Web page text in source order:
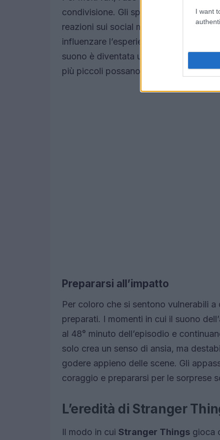
I want
condivisione. Gli spettatori che
reazioni sui social media, creando un
influenzare l’esperienza di visione. La
suono è diventata un argomento
più piccoli possano avere un impatto
Prepararsi all’impatto
Per coloro che si sentono vulnerabili
preparati. I momenti in cui il suono
al 48° minuto dell’episodio e
solo crea un senso di ansia, ma
godere appieno delle scene. Gli
coraggio e prepararsi per le sorprese
L’eredità di Stranger
Il modo in cui Stranger Things gioca